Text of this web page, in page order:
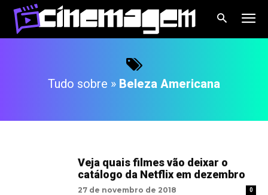
Tudo sobre » Beleza Americana
Veja quais filmes vão deixar o
catálogo da Netflix em dezembro
27 de novembro de 2018 0